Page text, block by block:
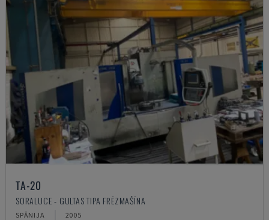
TA-20
SORALUCE - GULTAS TIPA FRĒZMAŠĪNA
SPĀNIJA 2005